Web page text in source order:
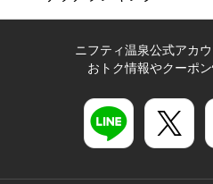
ニフティ温泉公式アカ
おトク情報やクーポ